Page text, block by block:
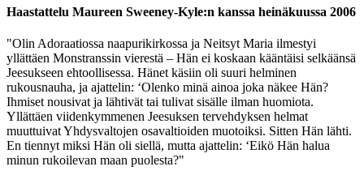
Haastattelu Maureen Sweeney-Kyle:n kanssa heinäkuussa 2006
"Olin Adoraatiossa naapurikirkossa ja Neitsyt Maria ilmestyi
yllättäen Monstranssin vierestä – Hän ei koskaan kääntäisi selkäänsä
Jeesukseen ehtoollisessa. Hänet käsiin oli suuri helminen
rukousnauha, ja ajattelin: ‘Olenko minä ainoa joka näkee Hän?
Ihmiset nousivat ja lähtivät tai tulivat sisälle ilman huomiota.
Yllättäen viidenkymmenen Jeesuksen tervehdyksen helmat
muuttuivat Yhdysvaltojen osavaltioiden muotoiksi. Sitten Hän lähti.
En tiennyt miksi Hän oli siellä, mutta ajattelin: ‘Eikö Hän halua
minun rukoilevan maan puolesta?"